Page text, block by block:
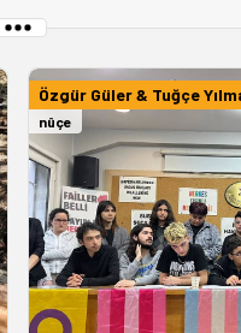
Özgür Güler & Tuğçe
nûçe